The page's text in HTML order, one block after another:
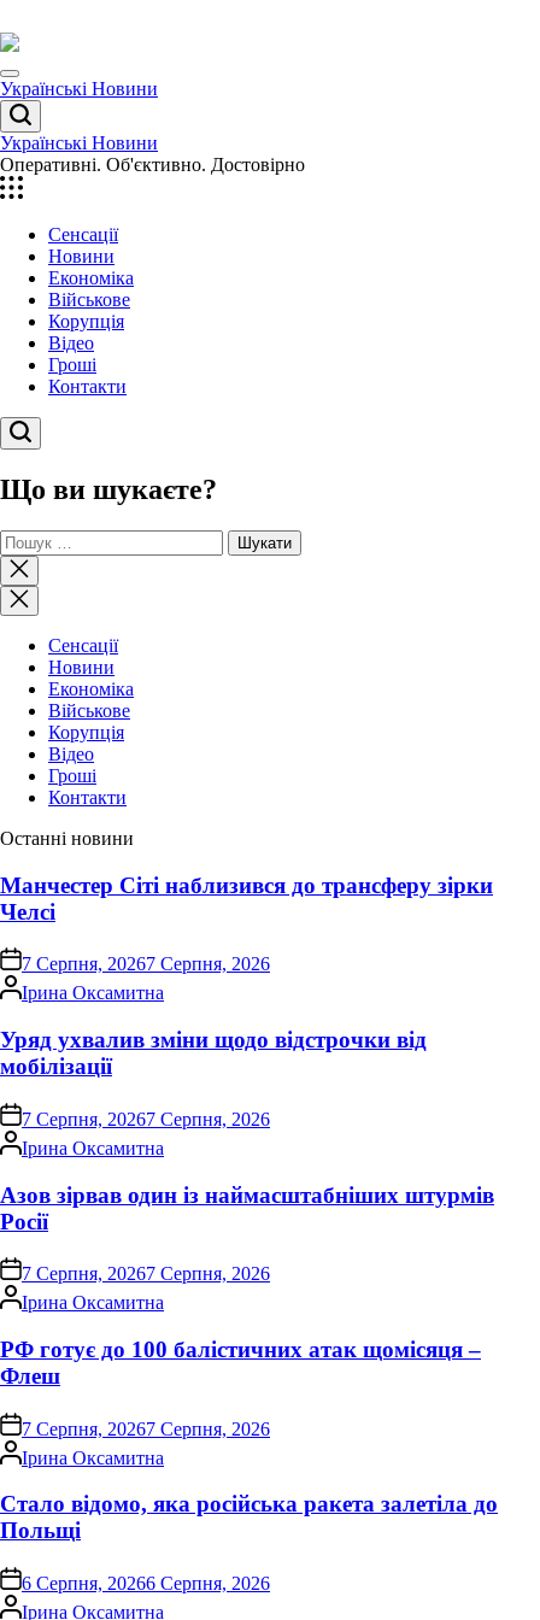
до
вмісту
Menu
Українські Новини
Пошук
Українські Новини
Оперативні. Об'єктивно. Достовірно
Сенсації
Новини
Економіка
Військове
Корупція
Відео
Гроші
Контакти
Пошук
Що ви шукаєте?
Пошук:
Закрити
пошук
Сенсації
Новини
Економіка
Військове
Корупція
Відео
Гроші
Контакти
Останні новини
Манчестер Сіті наблизився до трансферу зірки
Челсі
on 7 Серпня, 20267 Серпня, 2026
Опубліковано
Ірина Оксамитна
Уряд ухвалив зміни щодо відстрочки від
мобілізації
on 7 Серпня, 20267 Серпня, 2026
Опубліковано
Ірина Оксамитна
Азов зірвав один із наймасштабніших штурмів
Росії
on 7 Серпня, 20267 Серпня, 2026
Опубліковано
Ірина Оксамитна
РФ готує до 100 балістичних атак щомісяця –
Флеш
on 7 Серпня, 20267 Серпня, 2026
Опубліковано
Ірина Оксамитна
Стало відомо, яка російська ракета залетіла до
Польщі
on6 Серпня, 20266 Серпня, 2026
Опубліковано
Ірина Оксамитна